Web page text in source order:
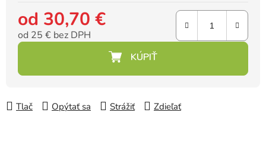
od 30,70 €
od 25 € bez DPH
Jednotková cena:
Tlač Opýtať sa Strážiť Zdieľať